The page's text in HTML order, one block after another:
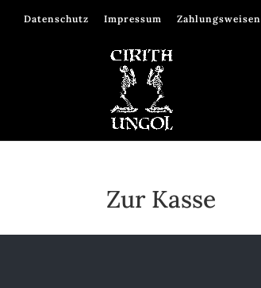
Datenschutz Impressum Zahlungsweisen
Zur Kasse